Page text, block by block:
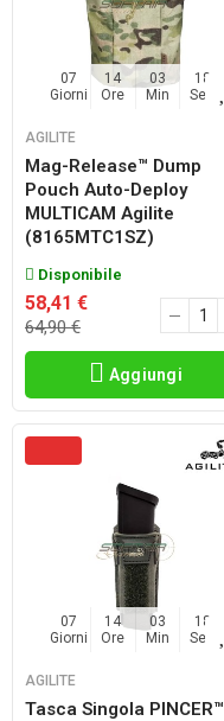
07
Giorni
14
Ore
03
Min
17
Sec
AGILITE
Mag-Release™ Dump
Pouch Auto-Deploy
MULTICAM Agilite
(8165MTC1SZ)
Disponibile
58,41 €
64,90 €
Aggiungi
07
Giorni
14
Ore
03
Min
17
Sec
AGILITE
Tasca Singola PINCER™